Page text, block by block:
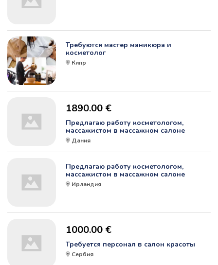
Требуются мастер маникюра и
косметолог
Кипр
1890.00 €
Предлагаю работу косметологом,
массажистом в массажном салоне
Дания
Предлагаю работу косметологом,
массажистом в массажном салоне
Ирландия
1000.00 €
Требуется персонал в салон красоты
Сербия